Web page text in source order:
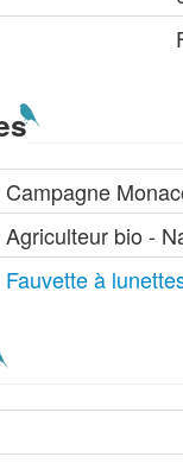
Campagne
Agriculteur bio -
Fauvette à